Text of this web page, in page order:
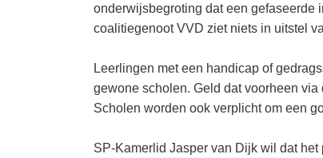
onderwijsbegroting dat een gefaseerde
coalitiegenoot VVD ziet niets in uitstel
Leerlingen met een handicap of
gewone scholen. Geld dat voorheen
Scholen worden ook verplicht om een
SP-Kamerlid Jasper van Dijk wil dat